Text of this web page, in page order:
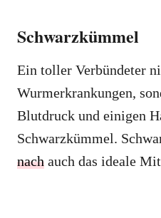
Schwarzkümmel
Ein toller Verbündeter
Wurmerkrankungen,
Blutdruck und einigen
Schwarzkümmel.
nach auch das ideale